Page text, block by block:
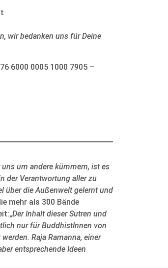
wir bedanken uns für Deine
6000 0005 1000 7905 –
um andere kümmern, ist es
der Verantwortung aller zu
über die Außenwelt gelernt und
mehr als 300 Bände
Der Inhalt dieser Sutren und
nur für BuddhistInnen von
Raja Ramanna, einer
entsprechende Ideen